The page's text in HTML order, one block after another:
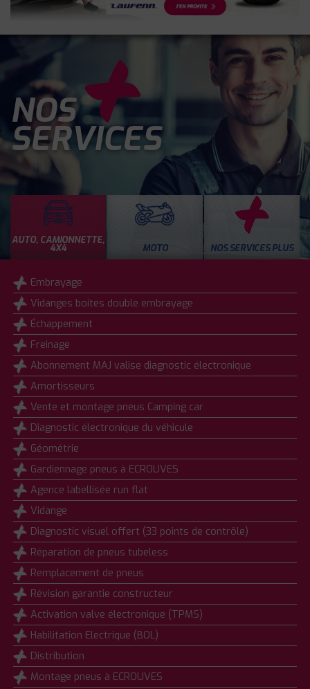
NOS
SERVICES
AUTO, CAMIONNETTE,
4X4 MOTO NOS SERVICES PLUS
Embrayage
Vidanges boites double embrayage
Échappement
Freinage
Abonnement MAJ valise diagnostic électronique
Amortisseurs
Vente et montage pneus Camping car
Diagnostic électronique du véhicule
Géométrie
Gardiennage pneus à ECROUVES
Agence labellisée run flat
Vidange
Diagnostic visuel offert (33 points de contrôle)
Réparation de pneus tubeless
Remplacement de pneus
Révision garantie constructeur
Activation valve électronique (TPMS)
Habilitation Electrique (BOL)
Distribution
Montage pneus à ECROUVES